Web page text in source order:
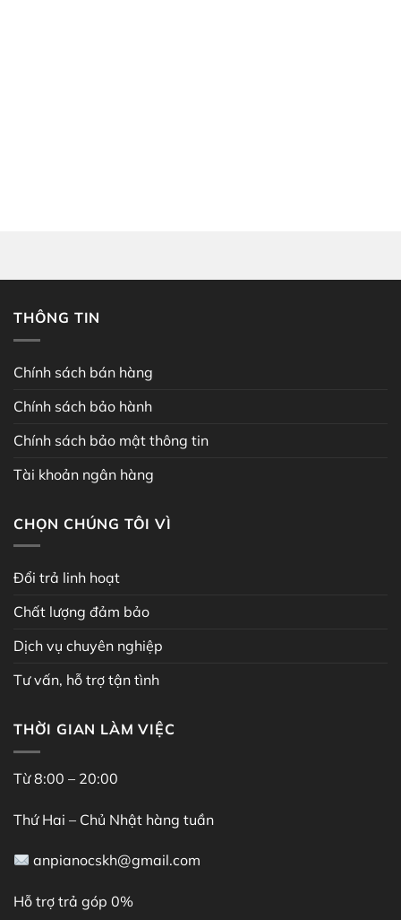
THÔNG TIN
Chính sách bán hàng
Chính sách bảo hành
Chính sách bảo mật thông tin
Tài khoản ngân hàng
CHỌN CHÚNG TÔI VÌ
Đổi trả linh hoạt
Chất lượng đảm bảo
Dịch vụ chuyên nghiệp
Tư vấn, hỗ trợ tận tình
THỜI GIAN LÀM VIỆC
Từ 8:00 – 20:00
Thứ Hai – Chủ Nhật hàng tuần
anpianocskh@gmail.com
Hỗ trợ trả góp 0%